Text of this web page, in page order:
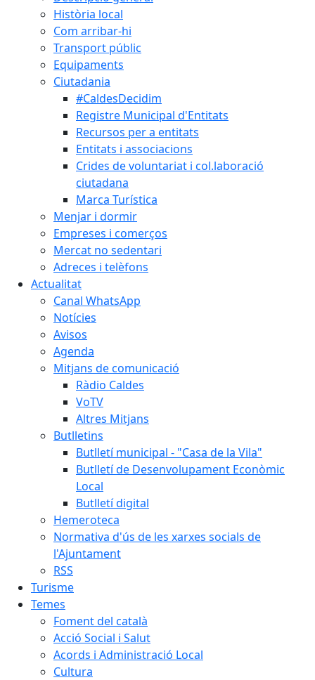
Història local
Com arribar-hi
Transport públic
Equipaments
Ciutadania
#CaldesDecidim
Registre Municipal d'Entitats
Recursos per a entitats
Entitats i associacions
Crides de voluntariat i col.laboració
ciutadana
Marca Turística
Menjar i dormir
Empreses i comerços
Mercat no sedentari
Adreces i telèfons
Actualitat
Canal WhatsApp
Notícies
Avisos
Agenda
Mitjans de comunicació
Ràdio Caldes
VoTV
Altres Mitjans
Butlletins
Butlletí municipal - "Casa de la Vila"
Butlletí de Desenvolupament Econòmic
Local
Butlletí digital
Hemeroteca
Normativa d'ús de les xarxes socials de
l'Ajuntament
RSS
Turisme
Temes
Foment del català
Acció Social i Salut
Acords i Administració Local
Cultura